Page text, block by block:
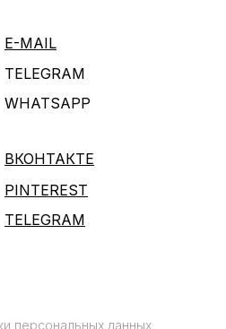
E-MAIL
TELEGRAM
TELEGRAM
WHATSAPP
ВКОНТАКТЕ
PINTEREST
персональных данных